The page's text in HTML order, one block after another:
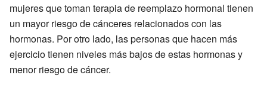
mujeres que toman terapia de reemplazo hormonal tienen
un mayor riesgo de cánceres relacionados con las
hormonas. Por otro lado, las personas que hacen más
ejercicio tienen niveles más bajos de estas hormonas y
menor riesgo de cáncer.